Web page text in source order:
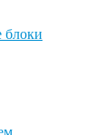
блоки